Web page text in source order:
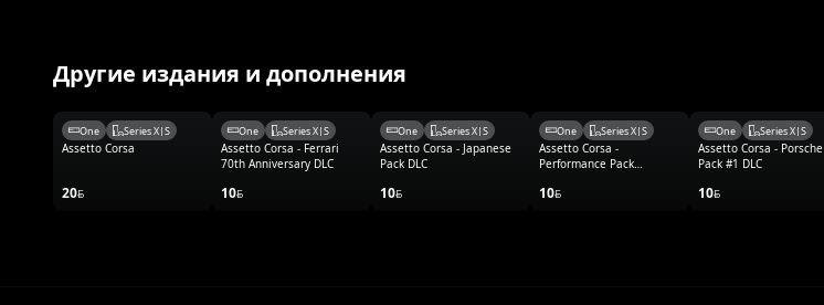
Другие издания и дополнения
One Series X|S
Assetto Corsa
20
One Series X|S
Assetto Corsa - Ferrari
70th Anniversary DLC
10
One Series X|S
Assetto Corsa - Japanese
Pack DLC
10
One Series X|S
Assetto Corsa -
Performance Pack
10
One Series X|S
Assetto Corsa - Porsche
Pack #1 DLC
10